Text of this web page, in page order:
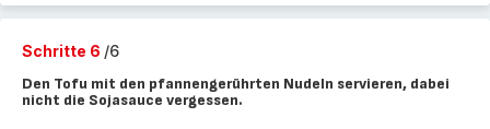
Schritte 6 /6
Den Tofu mit den pfannengerührten Nudeln servieren, dabei
nicht die Sojasauce vergessen.